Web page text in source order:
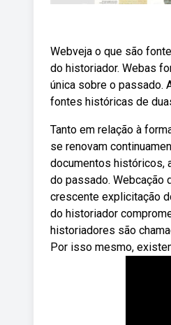
Webveja o que são
do historiador. Webas
única sobre o passado.
fontes históricas de
Tanto em relação à
se renovam
documentos históricos,
do passado. Webcação
crescente explicitação
do historiador
historiadores são
Por isso mesmo,